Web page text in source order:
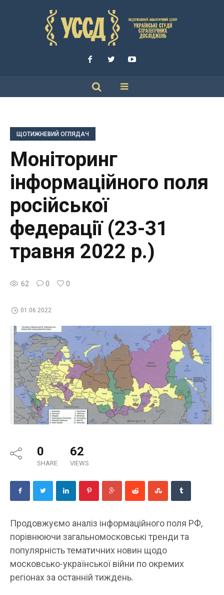
ЩОТИЖНЕВИЙ ОГЛЯДАЧ
Моніторинг
інформаційного поля
російської
федерації (23-31
травня 2022 р.)
62 0 0
01.06.2022
0
SHARE
62
VIEWS
Продовжуємо аналіз інформаційного поля РФ,
порівнюючи загальномосковські тренди та
популярність тематичних новин щодо
московсько-української війни по окремих
регіонах за останній тиждень.